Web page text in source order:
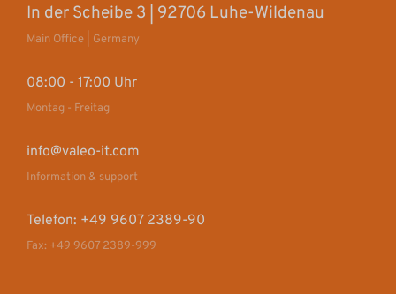
In der Scheibe 3 | 92706 Luhe-Wildenau
Main Office | Germany
08:00 - 17:00 Uhr
Montag - Freitag
info@valeo-it.com
Information & support
Telefon: +49 9607 2389-90
Fax: +49 9607 2389-999